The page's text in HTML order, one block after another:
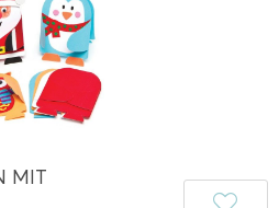
MIT